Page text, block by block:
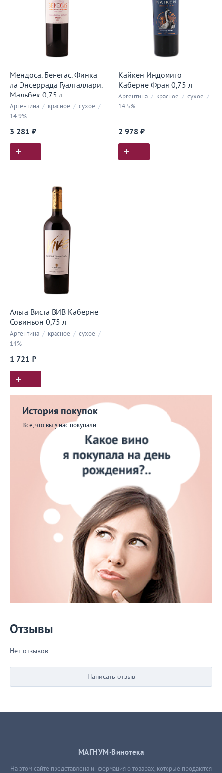
Мендоса. Бенегас. Финка
ла Энсеррада Гуалталлари.
Мальбек 0,75 л
Аргентина / красное / сухое /
14.9%
3 281 ₽
Кайкен Индомито
Каберне Фран 0,75 л
Аргентина / красное / сухое /
14.5%
2 978 ₽
Альта Виста ВИВ Каберне
Совиньон 0,75 л
Аргентина / красное / сухое /
14%
1 721 ₽
История покупок
Все, что вы у нас покупали
Отзывы
Нет отзывов
Написать отзыв
МАГНУМ-Винотека
На этом сайте представлена информация о товарах, которые продаются